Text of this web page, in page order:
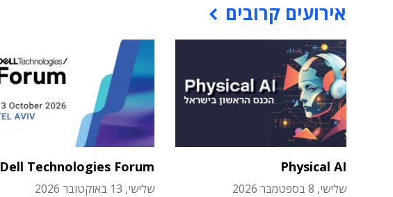
אירועים קרובים
Physical AI
שלישי, 8 בספטמבר 2026
Dell Technologies Forum
שלישי, 13 באוקטובר 2026